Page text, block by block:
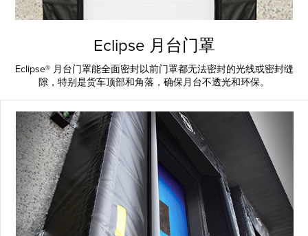
ASIA PACIFIC
English
Eclipse 月台门罩
Eclipse® 月台门罩能全面密封以前门罩都无法密封的光线或密封缝
隙，特别是货车顶部和角落，确保月台不透光和环保。